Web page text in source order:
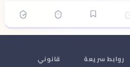
روابط سريعة قانوني